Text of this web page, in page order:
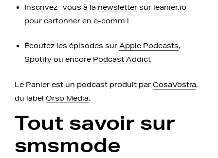
Inscrivez- vous à la newsletter sur leanier.io
pour cartonner en e-comm !
Écoutez les épisodes sur Apple Podcasts,
Spotify ou encore Podcast Addict
Le Panier est un podcast produit par CosaVostra,
du label Orso Media.
Tout savoir sur
smsmode